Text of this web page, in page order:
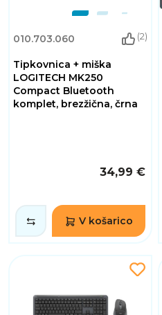
010.703.060 (2)
Tipkovnica + miška
LOGITECH MK250
Compact Bluetooth
komplet, brezžična, črna
34,99 €
V košarico